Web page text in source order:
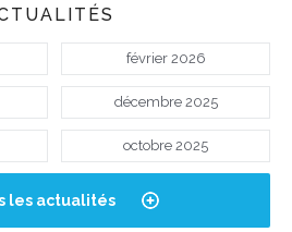
février 2026
décembre 2025
octobre 2025
les actualités